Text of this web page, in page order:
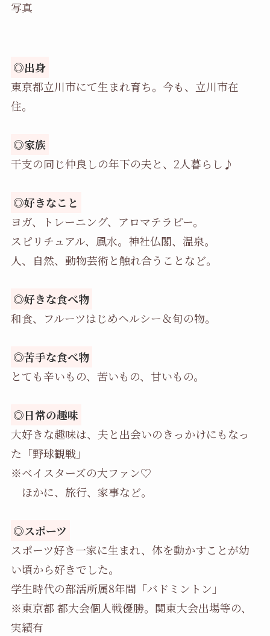
写真
◎出身
東京都立川市にて生まれ育ち。今も、立川市在
住。
◎家族
干支の同じ仲良しの年下の夫と、2人暮らし♪
◎好きなこと
ヨガ、トレーニング、アロマテラピー。
スピリチュアル、風水。神社仏閣、温泉。
人、自然、動物芸術と触れ合うことなど。
◎好きな食べ物
和食、フルーツはじめヘルシー＆旬の物。
◎苦手な食べ物
とても辛いもの、苦いもの、甘いもの。
◎日常の趣味
大好きな趣味は、夫と出会いのきっかけにもなっ
た「野球観戦」
※ベイスターズの大ファン♡
ほかに、旅行、家事など。
◎スポーツ
スポーツ好き一家に生まれ、体を動かすことが幼
い頃から好きでした。
学生時代の部活所属8年間「バドミントン」
※東京都 都大会個人戦優勝。関東大会出場等の、
実績有